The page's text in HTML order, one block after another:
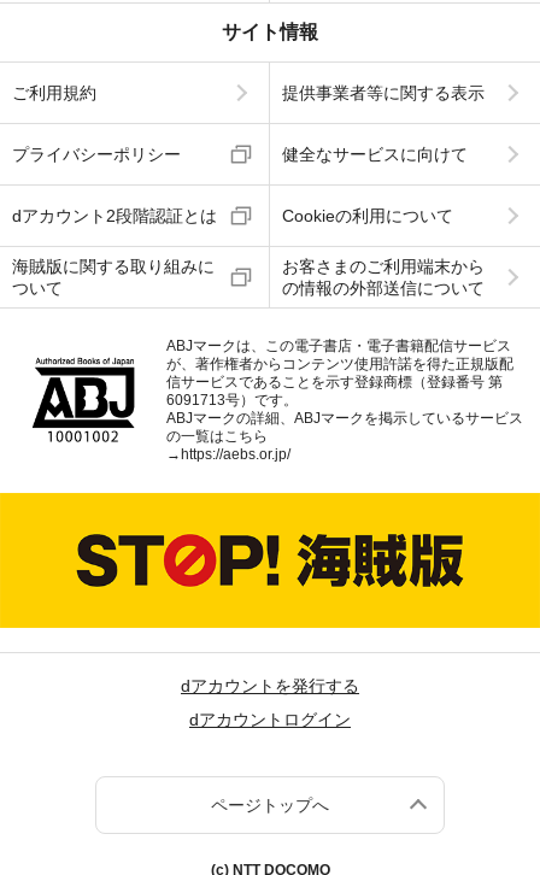
サイト情報
ご利用規約 提供事業者等に関する表示
プライバシーポリシー 健全なサービスに向けて
dアカウント2段階認証とは Cookieの利用について
海賊版に関する取り組みに
ついて
お客さまのご利用端末から
の情報の外部送信について
ABJマークは、この電子書店・電子書籍配信サービス
が、著作権者からコンテンツ使用許諾を得た正規版配
信サービスであることを示す登録商標（登録番号 第
6091713号）です。
ABJマークの詳細、ABJマークを掲示しているサービス
の一覧はこちら
→https://aebs.or.jp/
dアカウントを発行する
dアカウントログイン
ページトップへ
(c) NTT DOCOMO